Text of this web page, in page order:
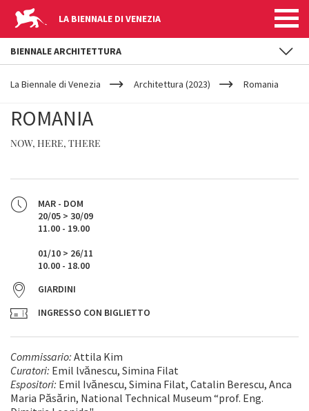
LA BIENNALE DI VENEZIA
YOUR
ARE
La Biennale di Venezia Architettura (2023) Romania
ROMANIA
NOW, HERE, THERE
MAR - DOM
20/05 > 30/09
11.00 - 19.00
01/10 > 26/11
10.00 - 18.00
GIARDINI
INGRESSO CON BIGLIETTO
Commissario: Attila Kim
Curatori: Emil lvănescu, Simina Filat
Espositori: Emil Ivănescu, Simina Filat, Catalin Berescu, Anca
Maria Păsărin, National Technical Museum “prof. Eng.
BIENNALE ARCHITETTURA